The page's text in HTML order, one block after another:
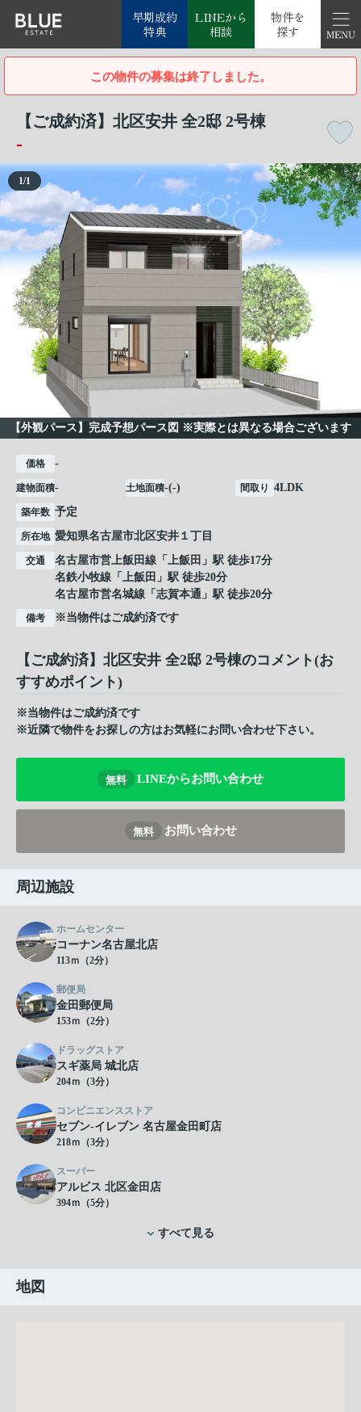
早期成約
特典
LINEから
相談
物件を
探す
この物件の募集は終了しました。
【ご成約済】北区安井 全2邸 2号棟
-
【外観パース】完成予想パース図 ※実際とは異なる場合ございます
1/1
価格 -
建物面積- 土地面積-(-) 間取り 4LDK
築年数 予定
所在地 愛知県名古屋市北区安井 １丁目
交通 名古屋市営上飯田線 「 上飯田 」駅 徒歩17分
名鉄小牧線 「 上飯田 」駅 徒歩20分
名古屋市営名城線 「志賀本通 」駅 徒歩20分
備考 ※当物件はご成約済です
【ご成約済】北区安井 全2邸 2号棟のコメント(お
すすめポイント)
※当物件はご成約済です
※近隣で物件をお探しの方はお気軽にお問い合わせ下さい。
無料 LINEからお問い合わせ
無料 お問い合わせ
周辺施設
ホームセンター
コーナン名古屋北店
113ｍ（2分）
郵便局
金田郵便局
153ｍ（2分）
ドラッグストア
スギ薬局 城北店
204ｍ（3分）
コンビニエンスストア
セブン-イレブン 名古屋金田町店
218ｍ（3分）
スーパー
アルビス 北区金田店
394ｍ（5分）
すべて見る
地図